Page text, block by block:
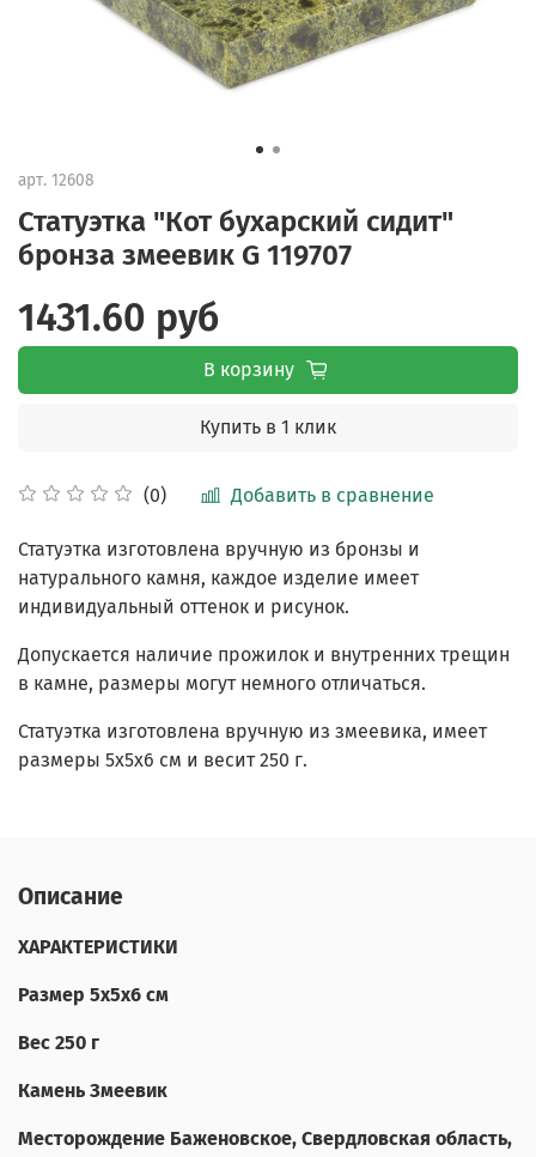
арт. 12608
Статуэтка "Кот бухарский сидит"
бронза змеевик G 119707
(0) Добавить в сравнение
1431.60 руб
В корзину
Купить в 1 клик
Статуэтка изготовлена вручную из бронзы и
натурального камня, каждое изделие имеет
индивидуальный оттенок и рисунок.
Допускается наличие прожилок и внутренних трещин
в камне, размеры могут немного отличаться.
Статуэтка изготовлена вручную из змеевика, имеет
размеры 5х5х6 см и весит 250 г.
Описание
ХАРАКТЕРИСТИКИ
Размер 5х5х6 см
Вес 250 г
Камень Змеевик
Месторождение Баженовское, Свердловская область,